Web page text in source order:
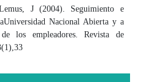
J (2004). Seguimiento e
Nacional Abierta y a
los empleadores. Revista de